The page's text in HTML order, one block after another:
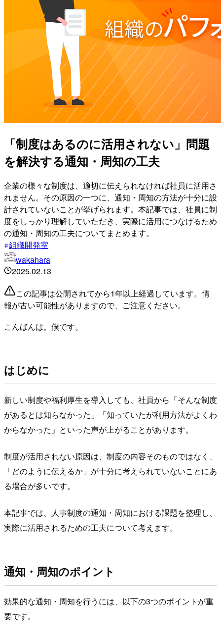
「制度はあるのに活用されない」問題
を解決する通知・周知の工夫
企業の様々な制度は、適切に伝えられなければ社員に活用さ
れません。その原因の一つに、通知・周知の方法が十分に設
計されていないことが挙げられます。本記事では、社員に制
度をしっかり理解していただき、実際に活用につなげるため
の通知・周知の工夫についてまとめます。
組織開発室
wakahara
2025.02.13
この記事は公開されてから1年以上経過しています。情
報が古い可能性がありますので、ご注意ください。
こんばんは。僕です。
はじめに
新しい制度や福利厚生を導入しても、社員から「そんな制度
があるとは知らなかった」「知っていたが利用方法がよくわ
からなかった」といった声が上がることがあります。
制度が活用されない原因は、制度の内容そのものではなく、
「どのように伝えるか」が十分に考えられていないことにあ
る場合が多いです。
本記事では、人事制度の通知・周知における課題を整理し、
実際に活用されるための工夫について考えます。
通知・周知のポイント
効果的な通知・周知を行うには、以下の3つのポイントが重
要です。